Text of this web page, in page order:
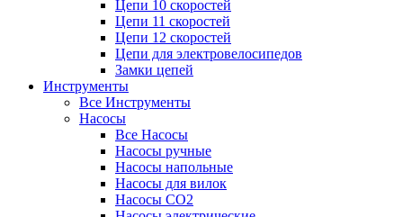
Цепи 10 скоростей
Цепи 11 скоростей
Цепи 12 скоростей
Цепи для электровелосипедов
Замки цепей
Инструменты
Все Инструменты
Насосы
Все Насосы
Насосы ручные
Насосы напольные
Насосы для вилок
Насосы CO2